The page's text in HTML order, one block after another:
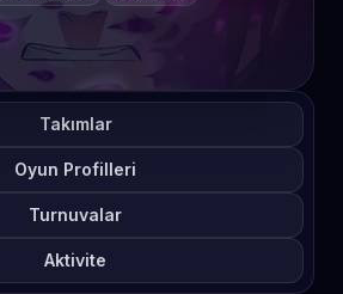
Takımlar
Oyun Profilleri
Turnuvalar
Aktivite